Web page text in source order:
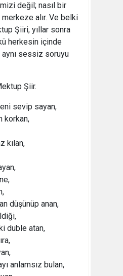
değil; nasıl bir
alır. Ve belki
Şiiri, yıllar sonra
herkesin içinde
aynı sessiz soruyu
Şiir.
sevip sayan,
korkan,
kılan,
düşünüp anan,
duble atan,
anlamsız bulan,